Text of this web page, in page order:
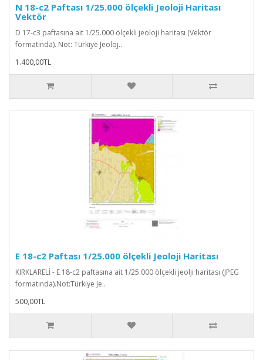
N 18-c2 Paftası 1/25.000 ölçekli Jeoloji Haritası
Vektör
D 17-c3 paftasına ait 1/25.000 ölçekli jeoloji haritası (Vektör
formatında). Not: Türkiye Jeoloj..
1.400,00TL
E 18-c2 Paftası 1/25.000 ölçekli Jeoloji Haritası
KIRKLARELİ - E 18-c2 paftasına ait 1/25.000 ölçekli jeolji haritası (JPEG
formatında).Not:Türkiye Je..
500,00TL